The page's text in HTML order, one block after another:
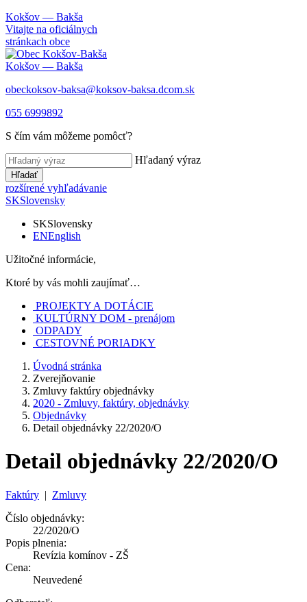
Kokšov — Bakša
Vitajte na oficiálnych
stránkach obce
Kokšov — Bakša
obeckoksov-baksa@koksov-baksa.dcom.sk
055 6999892
S čím vám môžeme pomôcť?
Hľadaný výraz
Hľadať
rozšírené vyhľadávanie
SKSlovensky
SKSlovensky
ENEnglish
Užitočné informácie,
Ktoré by vás mohli zaujímať…
PROJEKTY A DOTÁCIE
KULTÚRNY DOM - prenájom
ODPADY
CESTOVNÉ PORIADKY
Úvodná stránka
Zverejňovanie
Zmluvy faktúry objednávky
2020 - Zmluvy, faktúry, objednávky
Objednávky
Detail objednávky 22/2020/O
Detail objednávky 22/2020/O
Faktúry | Zmluvy
Číslo objednávky:
22/2020/O
Popis plnenia:
Revízia komínov - ZŠ
Cena:
Neuvedené